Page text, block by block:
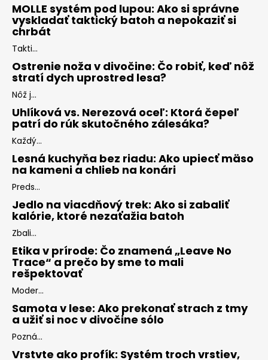
MOLLE systém pod lupou: Ako si správne
vyskladať taktický batoh a nepokaziť si
chrbát
Takti...
Ostrenie noža v divočine: Čo robiť, keď nôž
stratí dych uprostred lesa?
Nôž j...
Uhlíková vs. Nerezová oceľ: Ktorá čepeľ
patrí do rúk skutočného zálesáka?
Každý...
Lesná kuchyňa bez riadu: Ako upiecť mäso
na kameni a chlieb na konári
Preds...
Jedlo na viacdňový trek: Ako si zabaliť
kalórie, ktoré nezaťažia batoh
Zbali...
Etika v prírode: Čo znamená „Leave No
Trace“ a prečo by sme to mali
rešpektovať
Moder...
Samota v lese: Ako prekonať strach z tmy
a užiť si noc v divočine sólo
Pozná...
Vrstvte ako profík: Systém troch vrstiev,